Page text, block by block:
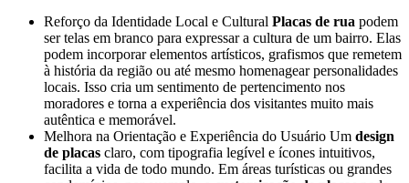
Reforço da Identidade Local e Cultural Placas de rua podem
ser telas em branco para expressar a cultura de um bairro. Elas
podem incorporar elementos artísticos, grafismos que remetem
à história da região ou até mesmo homenagear personalidades
locais. Isso cria um sentimento de pertencimento nos
moradores e torna a experiência dos visitantes muito mais
autêntica e memorável.
Melhora na Orientação e Experiência do Usuário Um design
de placas claro, com tipografia legível e ícones intuitivos,
facilita a vida de todo mundo. Em áreas turísticas ou grandes